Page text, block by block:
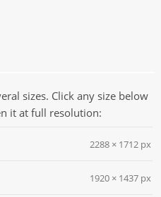
sizes. Click any size below
it at full resolution:
2288 × 1712 px
1920 × 1437 px